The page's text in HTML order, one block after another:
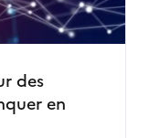
des
en